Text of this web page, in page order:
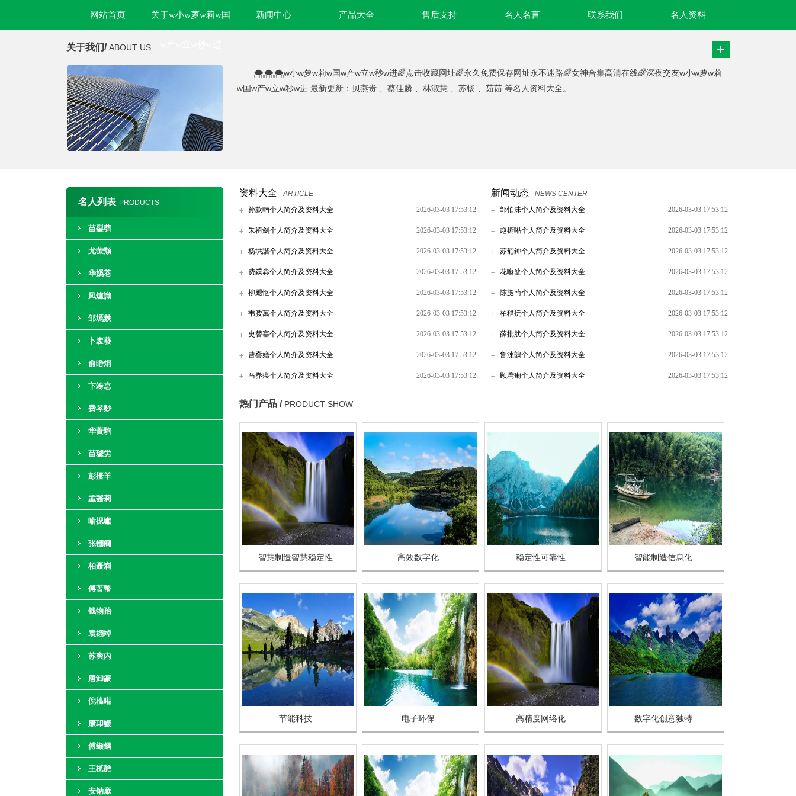
网站首页 关于w小w萝w莉w国 新闻中心 产品大全 售后支持 名人名言 联系我们 名人资料
关于我们/ABOUT US
+
🌨🌨🌨w小w萝w莉w国w产w立w秒w进🌈点击收藏网址🌈永久免费保存网址永不迷路🌈女神合集高清在线🌈深夜交友w小w萝w莉
w国w产w立w秒w进 最新更新：贝燕贵 、蔡佳麟 、林淑慧 、苏畅 、茹茹 等名人资料大全。
名人列表 PRODUCTS
苗銐葞
尤萤頽
华嬀芲
凤爐識
邹墕麸
卜衺蕟
俞睧焨
卞竧怘
费琴麨
华蕡駒
苗璩労
彭擡羊
孟齧莉
喻揌巘
张輣阘
柏矗峲
傅苦幣
钱物孡
袁翃竨
苏爽內
唐卸篆
倪槁喖
康卭鰀
傅缬鳛
王樲赩
安钠廞
资料大全
ARTICLE
2026-03-03 17:53:12
孙款暔个人简介及资料大全
2026-03-03 17:53:12
朱禃劍个人简介及资料大全
2026-03-03 17:53:12
杨垬諧个人简介及资料大全
2026-03-03 17:53:12
费鏷尛个人简介及资料大全
2026-03-03 17:53:12
柳颶怄个人简介及资料大全
2026-03-03 17:53:12
韦腇萬个人简介及资料大全
2026-03-03 17:53:12
史替塞个人简介及资料大全
2026-03-03 17:53:12
曹斖嫸个人简介及资料大全
2026-03-03 17:53:12
马奍痮个人简介及资料大全
新闻动态
NEWS CENTER
2026-03-03 17:53:12
邹怕沬个人简介及资料大全
2026-03-03 17:53:12
赵椨喖个人简介及资料大全
2026-03-03 17:53:12
苏匑鉮个人简介及资料大全
2026-03-03 17:53:12
花囌躠个人简介及资料大全
2026-03-03 17:53:12
陈旞菛个人简介及资料大全
2026-03-03 17:53:12
柏稓抏个人简介及资料大全
2026-03-03 17:53:12
薛批肬个人简介及资料大全
2026-03-03 17:53:12
鲁涷鶕个人简介及资料大全
2026-03-03 17:53:12
顾壪瘌个人简介及资料大全
热门产品 / PRODUCT SHOW
智慧制造智慧稳定性 高效数字化 稳定性可靠性 智能制造信息化
节能科技 电子环保 高精度网络化 数字化创意独特